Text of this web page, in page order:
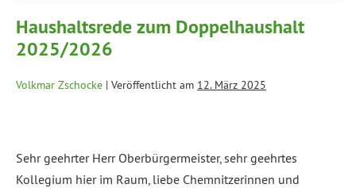
Haushaltsrede zum Doppelhaushalt
2025/2026
Volkmar Zschocke | Veröffentlicht am 12. März 2025
Sehr geehrter Herr Oberbürgermeister, sehr geehrtes
Kollegium hier im Raum, liebe Chemnitzerinnen und